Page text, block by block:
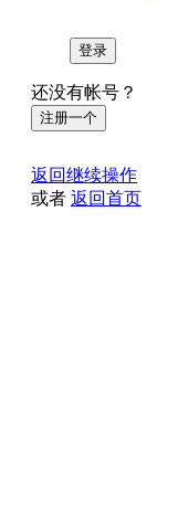
登录
还没有帐号？
注册一个
返回继续操作
或者 返回首页